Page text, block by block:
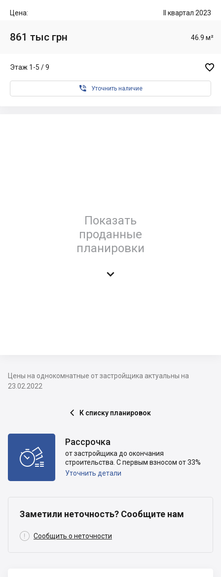
Цена: II квартал 2023
861 тыс грн 46.9 м²
Этаж 1-5 / 9 
 Уточнить наличие
Показать
проданные
планировки

Цены на однокомнатные от застройщика актуальны на
23.02.2022
 К списку планировок

Рассрочка
от застройщика до окончания
строительства. С первым взносом от 33%
Уточнить детали
Заметили неточность? Сообщите нам
 Сообщить о неточности